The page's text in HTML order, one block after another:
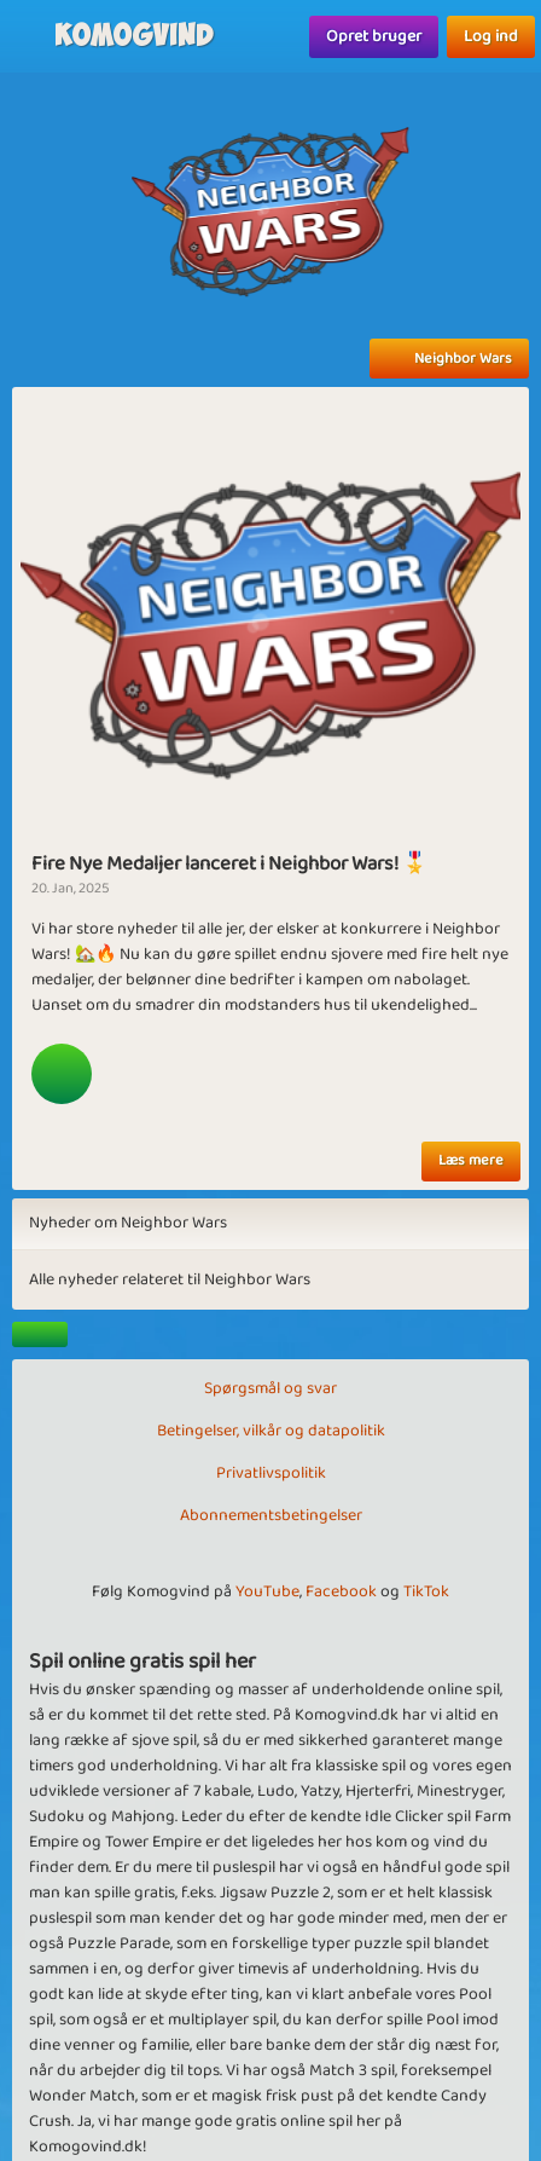
Komogvind Opret bruger Log ind
Neighbor Wars
Fire Nye Medaljer lanceret i Neighbor Wars! 🎖️
20. Jan, 2025
Vi har store nyheder til alle jer, der elsker at konkurrere i Neighbor
Wars! 🏡🔥 Nu kan du gøre spillet endnu sjovere med fire helt nye
medaljer, der belønner dine bedrifter i kampen om nabolaget.
Uanset om du smadrer din modstanders hus til ukendelighed...
Læs mere
Nyheder om Neighbor Wars
Alle nyheder relateret til Neighbor Wars
Spørgsmål og svar
Betingelser, vilkår og datapolitik
Privatlivspolitik
Abonnementsbetingelser
Følg Komogvind påYouTube,FacebookogTikTok
Spil online gratis spil her
Hvis du ønsker spænding og masser af underholdende online spil,
så er du kommet til det rette sted. På Komogvind.dk har vi altid en
lang række af sjove spil, så du er med sikkerhed garanteret mange
timers god underholdning. Vi har alt fra klassiske spil og vores egen
udviklede versioner af 7 kabale, Ludo, Yatzy, Hjerterfri, Minestryger,
Sudoku og Mahjong. Leder du efter de kendte Idle Clicker spil Farm
Empire og Tower Empire er det ligeledes her hos kom og vind du
finder dem. Er du mere til puslespil har vi også en håndful gode spil
man kan spille gratis, f.eks. Jigsaw Puzzle 2, som er et helt klassisk
puslespil som man kender det og har gode minder med, men der er
også Puzzle Parade, som en forskellige typer puzzle spil blandet
sammen i en, og derfor giver timevis af underholdning. Hvis du
godt kan lide at skyde efter ting, kan vi klart anbefale vores Pool
spil, som også er et multiplayer spil, du kan derfor spille Pool imod
dine venner og familie, eller bare banke dem der står dig næst for,
når du arbejder dig til tops. Vi har også Match 3 spil, foreksempel
Wonder Match, som er et magisk frisk pust på det kendte Candy
Crush. Ja, vi har mange gode gratis online spil her på
Komogovind.dk!